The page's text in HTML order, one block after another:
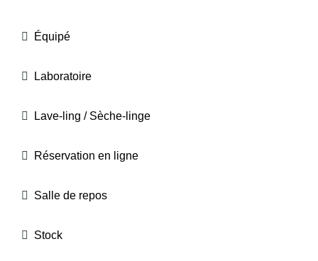
Équipé
Laboratoire
Lave-ling / Sèche-linge
Réservation en ligne
Salle de repos
Stock